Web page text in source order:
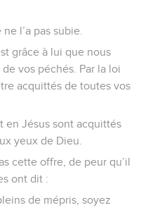
l’a pas subie.
grâce à lui que nous
vos péchés. Par la loi
acquittés de toutes vos
en Jésus sont acquittés
yeux de Dieu.
cette offre, de peur qu’il
ont dit :
de mépris, soyez